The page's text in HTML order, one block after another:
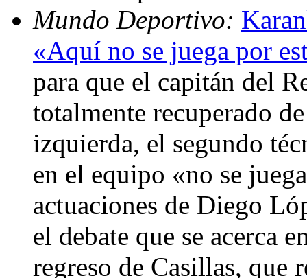
Mundo Deportivo:
«Aquí no se juega por
para que el capitán del
totalmente recuperado
izquierda, el segundo
en el equipo «no se
actuaciones de Diego
el debate que se acerca
regreso de Casillas, que